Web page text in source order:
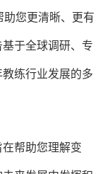
助您更清晰、更有
于全球调研、专
练行业发展的多
帮助您理解变